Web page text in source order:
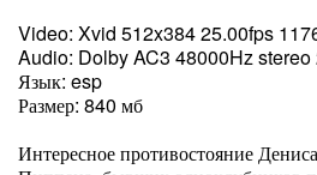
Video: Xvid 512x384 25.00fps
Audio: Dolby AC3 48000Hz
Язык: esp
Размер: 840 мб
Интересное противостояние